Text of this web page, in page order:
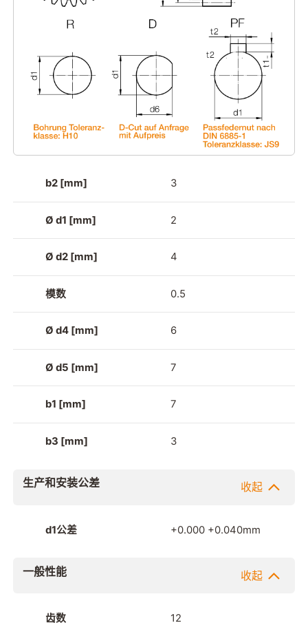
b2 [mm] 3
Ø d1 [mm] 2
Ø d2 [mm] 4
模数 0.5
Ø d4 [mm] 6
Ø d5 [mm] 7
b1 [mm] 7
b3 [mm] 3
生产和安装公差 收起
d1公差 +0.000 +0.040mm
一般性能 收起
齿数 12